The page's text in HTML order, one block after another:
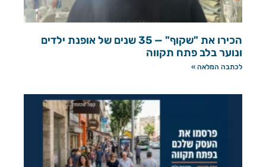
הכירו את "שקוף" — 35 שנים של אופנת ילדים
ונוער בלב פתח תקווה
לכתבה המלאה »